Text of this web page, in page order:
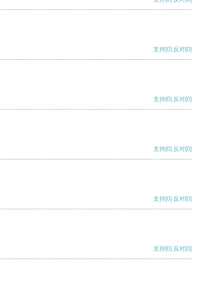
支持[0] 反对[0]
支持[0] 反对[0]
支持[0] 反对[0]
支持[0] 反对[0]
支持[0] 反对[0]